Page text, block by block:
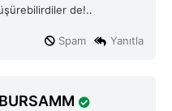
de!..
Yanıtla
Spam